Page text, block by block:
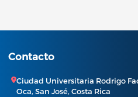
Contacto
Ciudad Universitaria Rodrigo
Oca, San José, Costa Rica